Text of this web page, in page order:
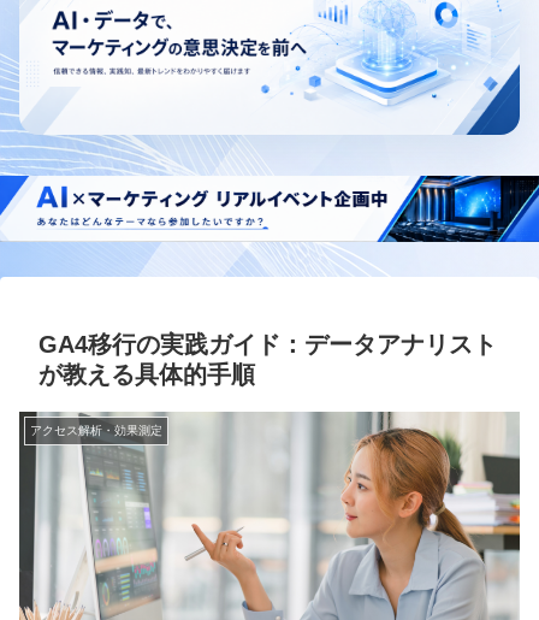
GA4移行の実践ガイド：データアナリスト
が教える具体的手順
アクセス解析・効果測定